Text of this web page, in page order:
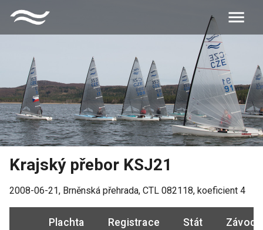
Krajský přebor KSJ21
2008-06-21, Brněnská přehrada, CTL 082118, koeficient 4
Plachta Registrace Stát